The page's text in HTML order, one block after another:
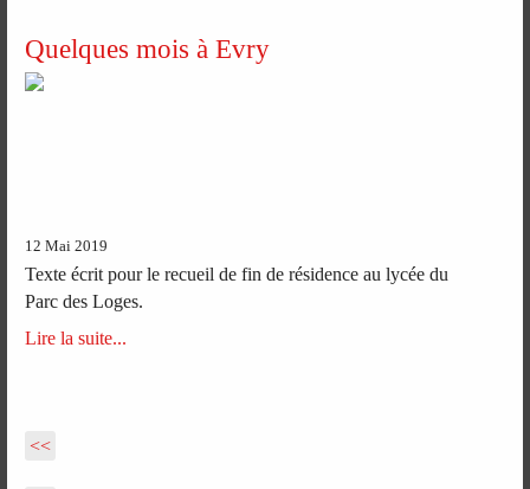
Quelques mois à Evry
12 Mai 2019
Texte écrit pour le recueil de fin de résidence au lycée du
Parc des Loges.
Lire la suite...
<<